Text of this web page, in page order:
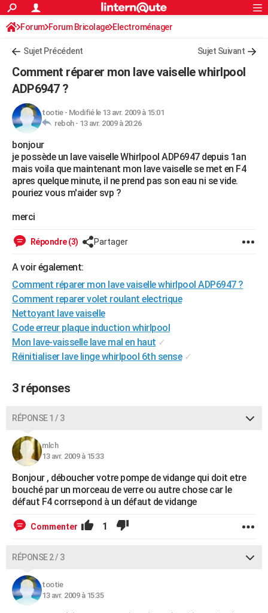
ACTUALITÉS
Politique
Société
Faits Divers
Education
Monde
Villes
+
Programme TV
TNTStreaming
Cinéma
Sorties cinéma
Musique
FINANCE
Retraite
Impôts
Epargne
Immobilier
Risques naturels par ville
Banque
Assurance
Crédit
AUTO
Essais
Réserver un essai
Citadines
Berlines
SUV
Forum auto
HIGH-TECH
Mobiles
Meilleur smartphone
Internet
Ordinateurs
Jeux vidéo
Guide high-tech
+
BRICOLAGE
Forum
Aménagement intérieur
Extérieur
Cuisine
Salle de bains
Jardinage
Rangement
WEEK-END
SANTE
Destinations
City break
Voyage nature
Voyage de noces
Forum
Climat
+PHOTO
GUIDES D'ACHAT
BONS PLANS
CARTE DE VOEUX
S'inscrire
Se connecter
Lycées
Collèges
Primaires
Universités
Entreprises
Service militaire
Avis de recherche
AVIS DE DÉCÈS
FORUM
Bricolage
Lifestyle
Culture
Sport
Auto
Television
Voyage
Cinema
S'inscrire
Connexion
Forum Forum Bricolage Electroménager
Sujet Précédent Sujet Suivant
Comment réparer mon lave vaiselle whirlpool
ADP6947 ?
tootie- Modifié le 13 avr. 2009 à 15:01
reboh - 13 avr. 2009 à 20:26
bonjour
je possède un lave vaiselle Whirlpool ADP6947 depuis 1an
mais voila que maintenant mon lave vaiselle se met en F4
apres quelque minute, il ne prend pas son eau ni se vide.
pouriez vous m'aider svp ?
merci
Répondre (3) Partager
A voir également:
Comment réparer mon lave vaiselle whirlpool ADP6947 ?
Comment reparer volet roulant electrique
Nettoyant lave vaiselle
Code erreur plaque induction whirlpool
Mon lave-vaisselle lave mal en haut ✓
Réinitialiser lave linge whirlpool 6th sense ✓
3 réponses
RÉPONSE 1 / 3
mlch
13 avr. 2009 à 15:33
Bonjour , déboucher votre pompe de vidange qui doit etre
bouché par un morceau de verre ou autre chose car le
défaut F4 corrsepond à un défaut de vidange
Commenter 1
RÉPONSE 2 / 3
tootie
13 avr. 2009 à 15:35